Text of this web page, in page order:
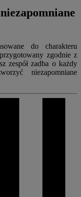
do charakteru
zgodnie z
zespół zadba o każdy
niezapomniane